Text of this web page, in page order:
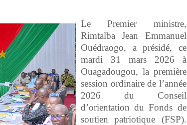
‎Le Premier ministre,
Rimtalba Jean Emmanuel
Ouédraogo, a présidé, ce
mardi 31 mars 2026 à
Ouagadougou, la première
session ordinaire de l’année
2026 du Conseil
d’orientation du Fonds de
soutien patriotique (FSP).